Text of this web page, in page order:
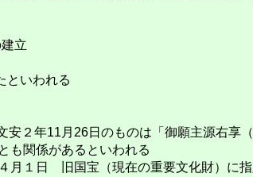
立
といわれる
２年11月26日のものは「御願主源右享
も関係があるといわれる
月１日 旧国宝（現在の重要文化財）に指